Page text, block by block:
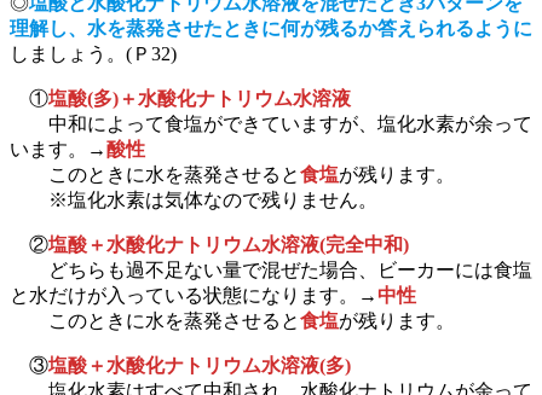
理解し、水を蒸発させたときに何が残るか答えられるように
しましょう。(Ｐ32)
①塩酸(多)＋水酸化ナトリウム水溶液
中和によって食塩ができていますが、塩化水素が余って
います。→酸性
このときに水を蒸発させると食塩が残ります。
※塩化水素は気体なので残りません。
②塩酸＋水酸化ナトリウム水溶液(完全中和)
どちらも過不足ない量で混ぜた場合、ビーカーには食塩
と水だけが入っている状態になります。→ 中性
このときに水を蒸発させると食塩が残ります。
③塩酸＋水酸化ナトリウム水溶液(多)
塩化水素はすべて中和され、水酸化ナトリウムが余って